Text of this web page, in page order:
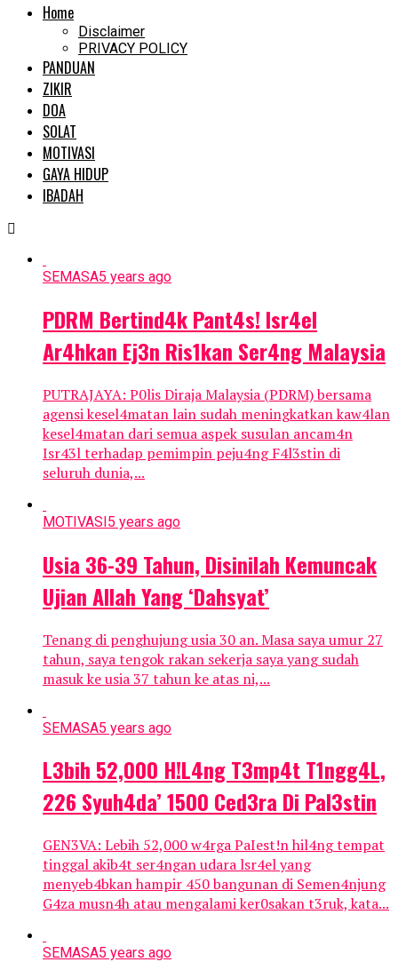
Home
Disclaimer
PRIVACY POLICY
PANDUAN
ZIKIR
DOA
SOLAT
MOTIVASI
GAYA HIDUP
IBADAH
SEMASA5 years ago
PDRM Bertind4k Pant4s! lsr4eI
Ar4hkan Ej3n Ris1kan Ser4ng Malaysia
PUTRAJAYA: P0lis Diraja Malaysia (PDRM) bersama
agensi kesel4matan lain sudah meningkatkan kaw4lan
kesel4matan dari semua aspek susulan ancam4n
Isr43l terhadap pemimpin peju4ng F4l3stin di
seluruh dunia,...
MOTIVASI5 years ago
Usia 36-39 Tahun, Disinilah Kemuncak
Ujian Allah Yang ‘Dahsyat’
Tenang di penghujung usia 30 an. Masa saya umur 27
tahun, saya tengok rakan sekerja saya yang sudah
masuk ke usia 37 tahun ke atas ni,...
SEMASA5 years ago
L3bih 52,000 H!L4ng T3mp4t T1ngg4L,
226 Syuh4da’ 1500 Ced3ra Di PaI3stin
GEN3VA: Lebih 52,000 w4rga PaIest!n hil4ng tempat
tinggal akib4t ser4ngan udara lsr4el yang
menyeb4bkan hampir 450 bangunan di Semen4njung
G4za musn4h atau mengalami ker0sakan t3ruk, kata...
SEMASA5 years ago